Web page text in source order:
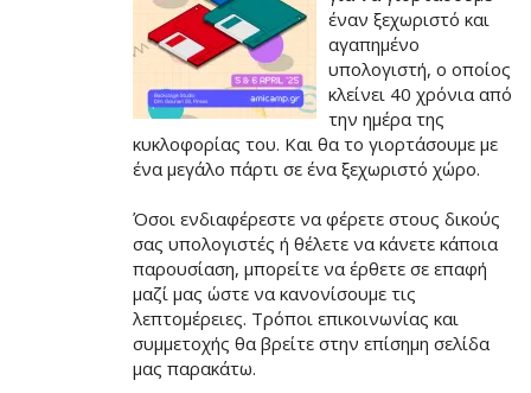
έναν ξεχωριστό και
αγαπημένο
υπολογιστή, ο οποίος
κλείνει 40 χρόνια από
την ημέρα της
κυκλοφορίας του. Και θα το γιορτάσουμε με
ένα μεγάλο πάρτι σε ένα ξεχωριστό χώρο.
Όσοι ενδιαφέρεστε να φέρετε στους δικούς
σας υπολογιστές ή θέλετε να κάνετε κάποια
παρουσίαση, μπορείτε να έρθετε σε επαφή
μαζί μας ώστε να κανονίσουμε τις
λεπτομέρειες. Τρόποι επικοινωνίας και
συμμετοχής θα βρείτε στην επίσημη σελίδα
μας παρακάτω.